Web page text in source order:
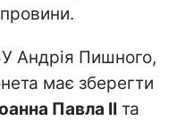
Андрія Пишного,
має зберегти
Павла II та